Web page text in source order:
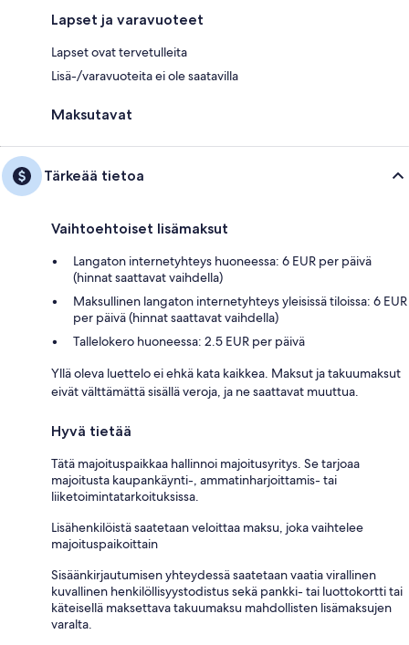
Lapset ja varavuoteet
Lapset ovat tervetulleita
Lisä-/varavuoteita ei ole saatavilla
Maksutavat
Tärkeää tietoa
Vaihtoehtoiset lisämaksut
Langaton internetyhteys huoneessa: 6 EUR per päivä
(hinnat saattavat vaihdella)
Maksullinen langaton internetyhteys yleisissä tiloissa: 6 EUR
per päivä (hinnat saattavat vaihdella)
Tallelokero huoneessa: 2.5 EUR per päivä
Yllä oleva luettelo ei ehkä kata kaikkea. Maksut ja takuumaksut
eivät välttämättä sisällä veroja, ja ne saattavat muuttua.
Hyvä tietää
Tätä majoituspaikkaa hallinnoi majoitusyritys. Se tarjoaa
majoitusta kaupankäynti-, ammatinharjoittamis- tai
liiketoimintatarkoituksissa.
Lisähenkilöistä saatetaan veloittaa maksu, joka vaihtelee
majoituspaikoittain
Sisäänkirjautumisen yhteydessä saatetaan vaatia virallinen
kuvallinen henkilöllisyystodistus sekä pankki- tai luottokortti tai
käteisellä maksettava takuumaksu mahdollisten lisämaksujen
varalta.